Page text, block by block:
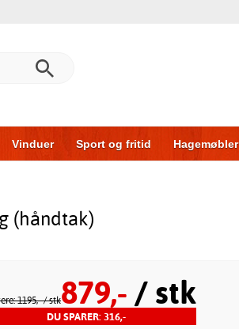
Vinduer Sport og fritid Hagemøbler
(håndtak)
1195,-/ stk879,- / stk
DU SPARER: 316,-